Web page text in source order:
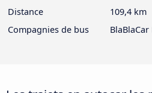
Distance
109,4 km
Compagnies de bus